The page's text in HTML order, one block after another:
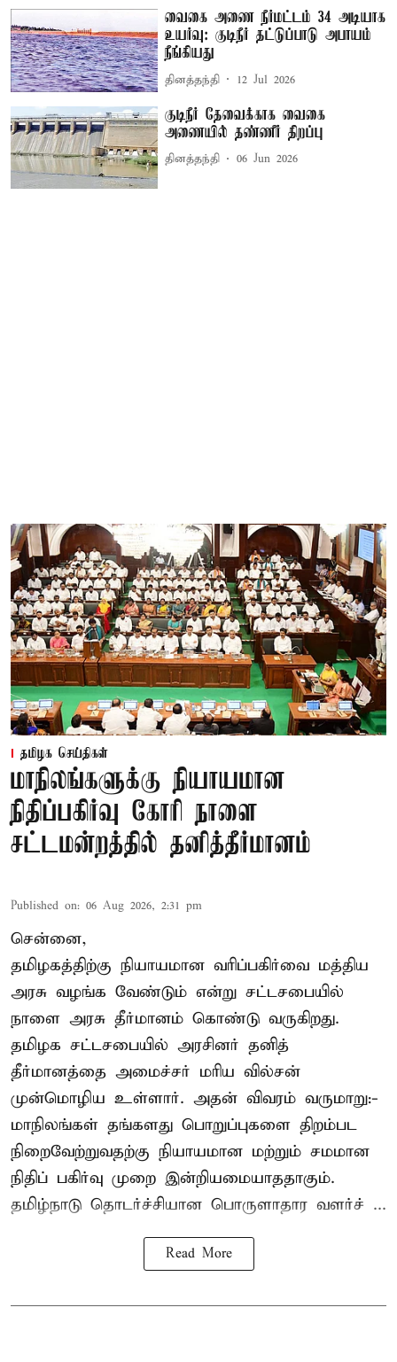
வைகை அணை நீர்மட்டம் 34 அடியாக
உயர்வு: குடிநீர் தட்டுப்பாடு அபாயம்
நீங்கியது
தினத்தந்தி 12 Jul 2026
குடிநீர் தேவைக்காக வைகை
அணையில் தண்ணீர் திறப்பு
தினத்தந்தி 06 Jun 2026
தமிழக செய்திகள்
மாநிலங்களுக்கு நியாயமான
நிதிப்பகிர்வு கோரி நாளை
சட்டமன்றத்தில் தனித்தீர்மானம்
Published on: 06 Aug 2026, 2:31 pm
சென்னை,
தமிழகத்திற்கு நியாயமான வரிப்பகிர்வை மத்திய
அரசு வழங்க வேண்டும் என்று சட்டசபையில்
நாளை அரசு தீர்மானம் கொண்டு வருகிறது.
தமிழக சட்டசபையில் அரசினர் தனித்
தீர்மானத்தை அமைச்சர் மரிய வில்சன்
முன்மொழிய உள்ளார். அதன் விவரம் வருமாறு:-
மாநிலங்கள் தங்களது பொறுப்புகளை திறம்பட
நிறைவேற்றுவதற்கு நியாயமான மற்றும் சமமான
நிதிப் பகிர்வு முறை இன்றியமையாததாகும்.
தமிழ்நாடு தொடர்ச்சியான பொருளாதார வளர்ச் ...
Read More